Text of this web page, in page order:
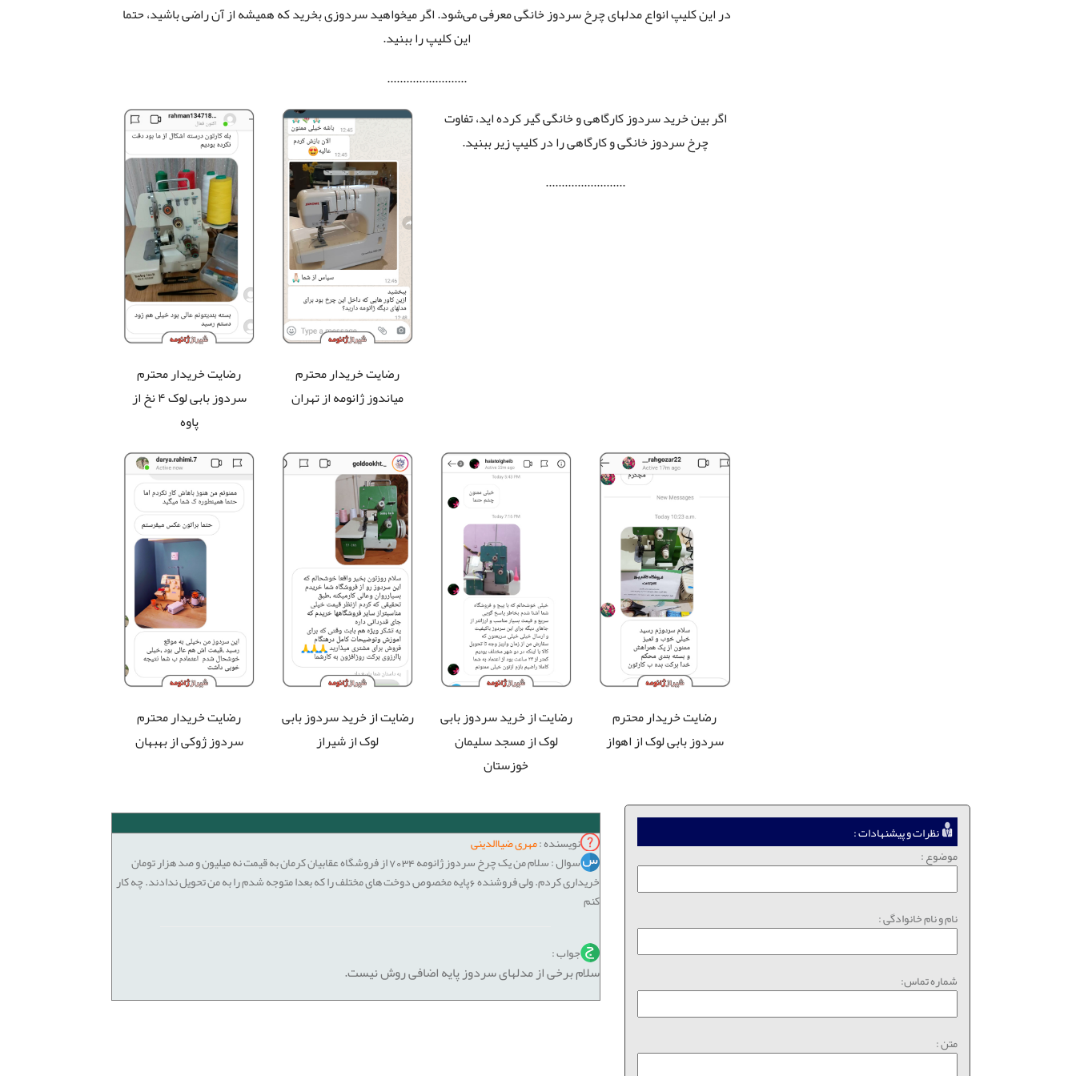
در این کلیپ انواع مدلهای چرخ سردوز خانگی معرفی می‌شود. اگر میخواهید سردوزی بخرید که همیشه از آن راضی باشید، حتما
این کلیپ را ببنید.
.........................
اگر بین خرید سردوز کارگاهی و خانگی گیر کرده اید، تفاوت
چرخ سردوز خانگی و کارگاهی را در کلیپ زیر ببنید.
.........................
رضایت خریدار محترم
میاندوز ژانومه از تهران
رضایت خریدار محترم
سردوز بابی لوک ۴ نخ از
پاوه
رضایت خریدار محترم
سردوز بابی لوک از اهواز
رضایت از خرید سردوز بابی
لوک از مسجد سلیمان
خوزستان
رضایت از خرید سردوز بابی
لوک از شیراز
رضایت خریدار محترم
سردوز ژوکی از بهبهان
نظرات و پیشنهادات :
موضوع :
نام و نام خانوادگی :
شماره تماس:
متن :
نویسنده :مهری ضیاالدینی
سوال : سلام من یک چرخ سردوز ژانومه 7034 از فروشگاه عقابیان کرمان به قیمت نه میلیون و صد هزار تومان
خریداری کردم. ولی فروشنده 6پایه مخصوص دوخت های مختلف را که بعدا متوجه شدم را به من تحویل ندادند. چه کار
کنم
جواب :
سلام برخی از مدلهای سردوز پایه اضافی روش نیست.